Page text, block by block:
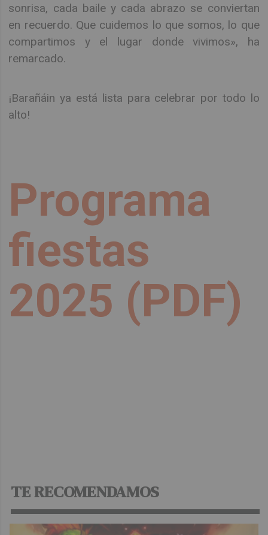
sonrisa, cada baile y cada abrazo se conviertan
en recuerdo. Que cuidemos lo que somos, lo que
compartimos y el lugar donde vivimos», ha
remarcado.
¡Barañáin ya está lista para celebrar por todo lo
alto!
Programa
fiestas
2025 (PDF)
TE RECOMENDAMOS